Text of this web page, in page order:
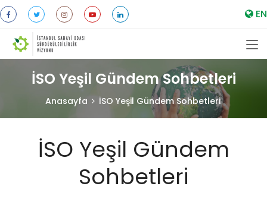
EN
İSO Yeşil Gündem Sohbetleri
Anasayfa İSO Yeşil Gündem Sohbetleri
İSO Yeşil Gündem
Sohbetleri